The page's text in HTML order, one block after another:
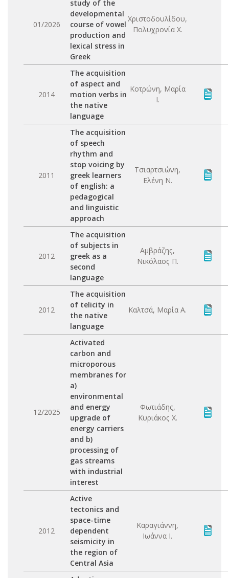
01/2026
study of the
developmental
course of vowel
production and
lexical stress in
Greek
Χριστοδουλίδου,
Πολυχρονία Χ.
2014
The acquisition
of aspect and
motion verbs in
the native
language
Κοτρώνη, Μαρία
Ι.
2011
The acquisition
of speech
rhythm and
stop voicing by
greek learners
of english: a
pedagogical
and linguistic
approach
Τσιαρτσιώνη,
Ελένη Ν.
2012
The acquisition
of subjects in
greek as a
second
language
Αμβράζης,
Νικόλαος Π.
2012
The acquisition
of telicity in
the native
language
Καλτσά, Μαρία Α.
12/2025
Activated
carbon and
microporous
membranes for
a)
environmental
and energy
upgrade of
energy carriers
and b)
processing of
gas streams
with industrial
interest
Φωτιάδης,
Κυριάκος Χ.
2012
Active
tectonics and
space-time
dependent
seismicity in
the region of
Central Asia
Καραγιάννη,
Ιωάννα Ι.